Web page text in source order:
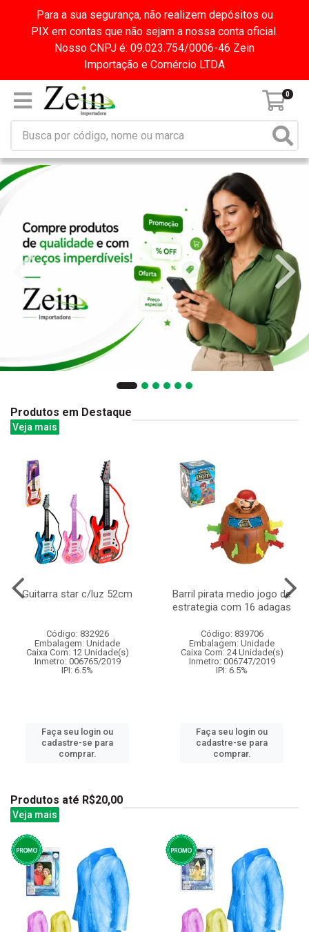
Para a sua segurança, não realizem depósitos ou
PIX em contas que não sejam a nossa conta oficial.
Nosso CNPJ é: 09.023.754/0006-46 Zein
Importação e Comércio LTDA
0
Produtos em Destaque
Veja mais
Guitarra star c/luz 52cm
Código: 832926
Embalagem: Unidade
Caixa Com: 12 Unidade(s)
Inmetro: 006765/2019
IPI: 6.5%
Faça seu login ou
cadastre-se para
comprar.
Barril pirata medio jogo de
estrategia com 16 adagas
Código: 839706
Embalagem: Unidade
Caixa Com: 24 Unidade(s)
Inmetro: 006747/2019
IPI: 6.5%
Faça seu login ou
cadastre-se para
comprar.
Produtos até R$20,00
Veja mais